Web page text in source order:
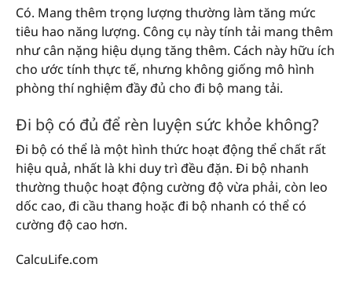
Có. Mang thêm trọng lượng thường làm tăng mức
tiêu hao năng lượng. Công cụ này tính tải mang thêm
như cân nặng hiệu dụng tăng thêm. Cách này hữu ích
cho ước tính thực tế, nhưng không giống mô hình
phòng thí nghiệm đầy đủ cho đi bộ mang tải.
Đi bộ có đủ để rèn luyện sức khỏe không?
Đi bộ có thể là một hình thức hoạt động thể chất rất
hiệu quả, nhất là khi duy trì đều đặn. Đi bộ nhanh
thường thuộc hoạt động cường độ vừa phải, còn leo
dốc cao, đi cầu thang hoặc đi bộ nhanh có thể có
cường độ cao hơn.
CalcuLife.com